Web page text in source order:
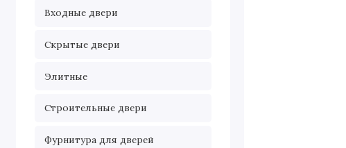
Входные двери
Скрытые двери
Элитные
Строительные двери
Фурнитура для дверей